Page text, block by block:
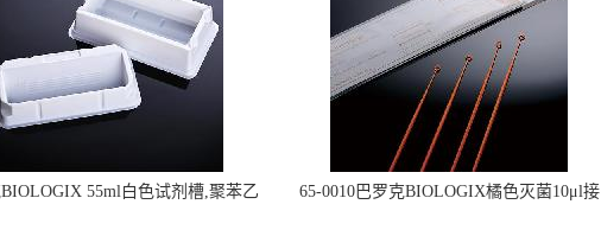
55ml白色试剂槽,聚苯乙
65-0010巴罗克BIOLOGIX橘色灭菌10μl接